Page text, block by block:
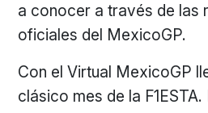
a conocer a través de las
oficiales del MexicoGP.
Con el Virtual MexicoGP
clásico mes de la